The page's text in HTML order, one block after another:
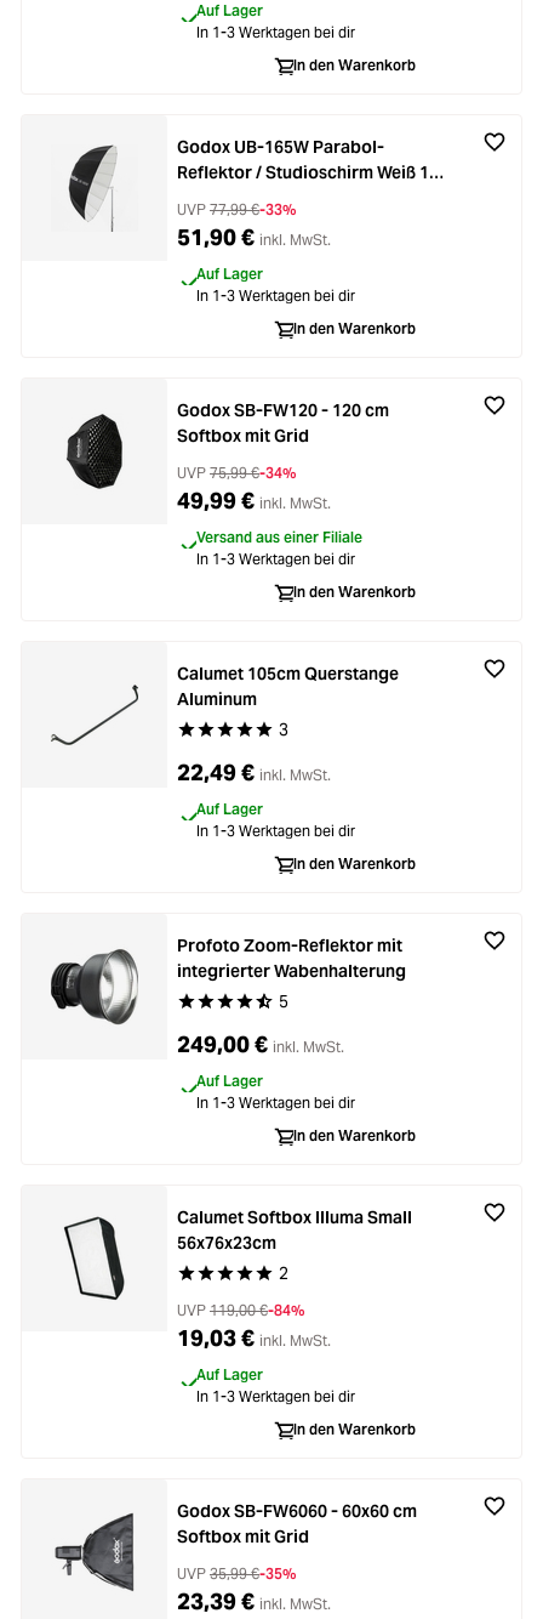
Auf Lager
In 1-3 Werktagen bei dir
In den Warenkorb
Godox UB-165W Parabol-
Reflektor / Studioschirm Weiß 165
UVP 77,99 €-33%
51,90 € inkl. MwSt.
Auf Lager
In 1-3 Werktagen bei dir
In den Warenkorb
Godox SB-FW120 - 120 cm
Softbox mit Grid
UVP 75,99 €-34%
49,99 € inkl. MwSt.
Versand aus einer Filiale
In 1-3 Werktagen bei dir
In den Warenkorb
Durchschnittliche Bewertung von 5 von 5
3
Calumet 105cm Querstange
Aluminum
22,49 € inkl. MwSt.
Auf Lager
In 1-3 Werktagen bei dir
In den Warenkorb
Durchschnittliche Bewertung von 4.6 von 5
5
Profoto Zoom-Reflektor mit
integrierter Wabenhalterung
249,00 € inkl. MwSt.
Auf Lager
In 1-3 Werktagen bei dir
In den Warenkorb
Durchschnittliche Bewertung von 5 von 5
2
Calumet Softbox Illuma Small
56x76x23cm
UVP 119,00 €-84%
19,03 € inkl. MwSt.
Auf Lager
In 1-3 Werktagen bei dir
In den Warenkorb
Godox SB-FW6060 - 60x60 cm
Softbox mit Grid
UVP 35,99 €-35%
23,39 € inkl. MwSt.